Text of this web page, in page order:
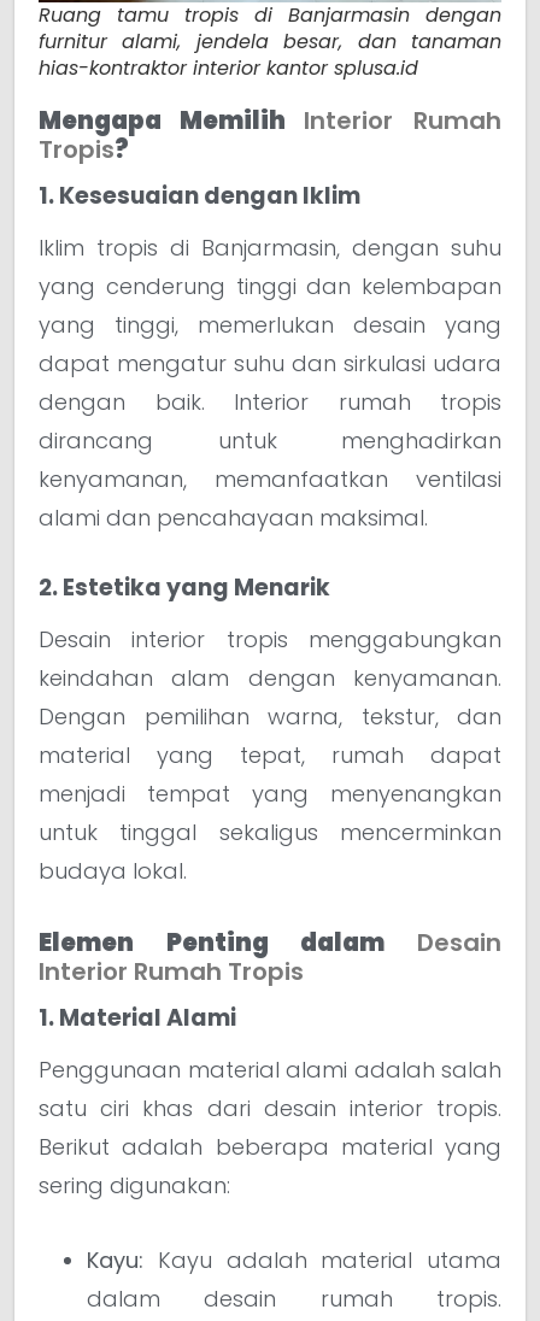
Ruang tamu tropis di Banjarmasin dengan
furnitur alami, jendela besar, dan tanaman
hias-kontraktor interior kantor splusa.id
Mengapa Memilih Interior Rumah
Tropis?
1. Kesesuaian dengan Iklim
Iklim tropis di Banjarmasin, dengan suhu
yang cenderung tinggi dan kelembapan
yang tinggi, memerlukan desain yang
dapat mengatur suhu dan sirkulasi udara
dengan baik. Interior rumah tropis
dirancang untuk menghadirkan
kenyamanan, memanfaatkan ventilasi
alami dan pencahayaan maksimal.
2. Estetika yang Menarik
Desain interior tropis menggabungkan
keindahan alam dengan kenyamanan.
Dengan pemilihan warna, tekstur, dan
material yang tepat, rumah dapat
menjadi tempat yang menyenangkan
untuk tinggal sekaligus mencerminkan
budaya lokal.
Elemen Penting dalam Desain
Interior Rumah Tropis
1. Material Alami
Penggunaan material alami adalah salah
satu ciri khas dari desain interior tropis.
Berikut adalah beberapa material yang
sering digunakan:
Kayu: Kayu adalah material utama
dalam desain rumah tropis.